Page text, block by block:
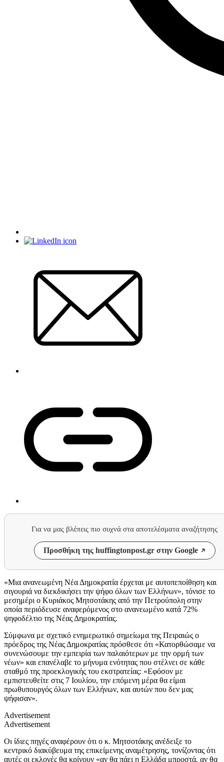
Για να μας βλέπεις πιο συχνά στα αποτελέσματα αναζήτησης
Προσθήκη της huffingtonpost.gr στην Google
«Μια ανανεωμένη Νέα Δημοκρατία έρχεται με αυτοπεποίθηση και
σιγουριά να διεκδικήσει την ψήφο όλων των Ελλήνων», τόνισε το
μεσημέρι ο Κυριάκος Μητσοτάκης από την Πετρούπολη στην
οποία περιόδευσε αναφερόμενος στο ανανεωμένο κατά 72%
ψηφοδέλτιο της Νέας Δημοκρατίας.
Σύμφωνα με σχετικό ενημερωτικό σημείωμα της Πειραιώς ο
πρόεδρος της Νέας Δημοκρατίας πρόσθεσε ότι «Κατορθώσαμε να
συνενώσουμε την εμπειρία των παλαιότερων με την ορμή των
νέων» και επανέλαβε το μήνυμα ενότητας που στέλνει σε κάθε
σταθμό της προεκλογικής του εκστρατείας: «Εφόσον με
εμπιστευθείτε στις 7 Ιουλίου, την επόμενη μέρα θα είμαι
πρωθυπουργός όλων των Ελλήνων, και αυτών που δεν μας
ψήφισαν».
Advertisement
Advertisement
Οι ίδιες πηγές αναφέρουν ότι ο κ. Μητσοτάκης ανέδειξε το
κεντρικό διακύβευμα της επικείμενης αναμέτρησης, τονίζοντας ότι
αυτές οι εκλογές θα κρίνουν «αν θα πάει η Ελλάδα μπροστά, αν θα